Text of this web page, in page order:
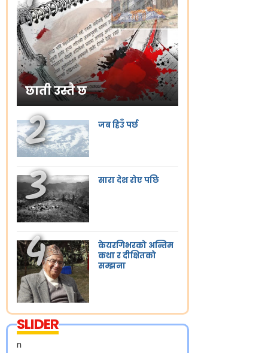
छाती उस्तै छ
जब हिउँ पर्छ
सारा देश रोए पछि
केयरगिभरको अन्तिम
कथा र दीक्षितको
सम्झना
SLIDER
n